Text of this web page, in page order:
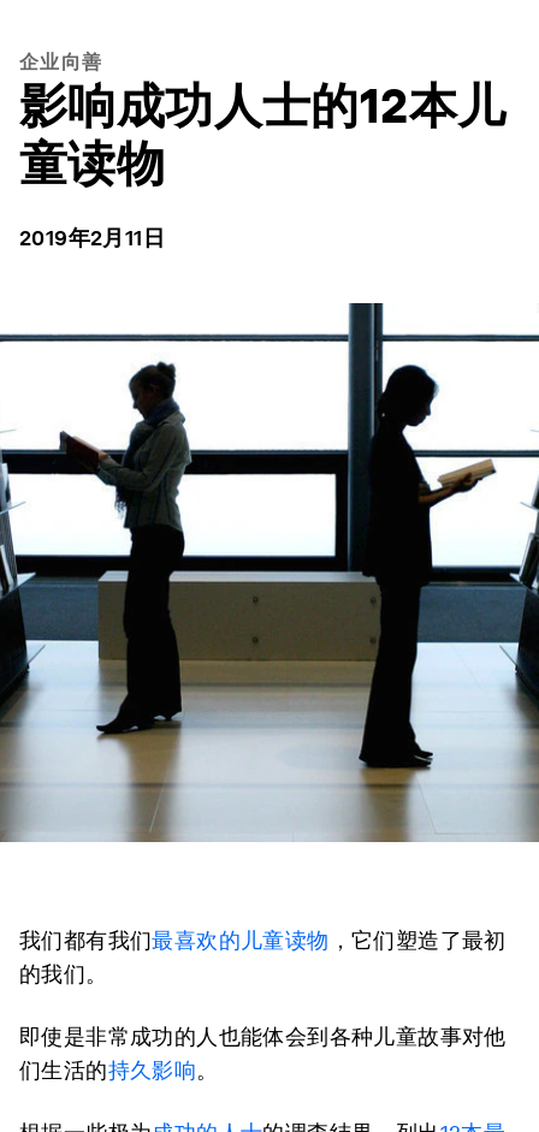
企业向善
影响成功人士的12本儿
童读物
2019年2月11日
我们都有我们最喜欢的儿童读物 ，它们塑造了最初
的我们。
即使是非常成功的人也能体会到各种儿童故事对他
们生活的持久影响。